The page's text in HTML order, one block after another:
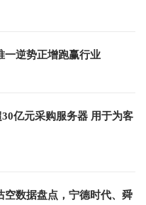
一逆势正增跑赢行业
亿元采购服务器 用于为客
空数据盘点，宁德时代、舜